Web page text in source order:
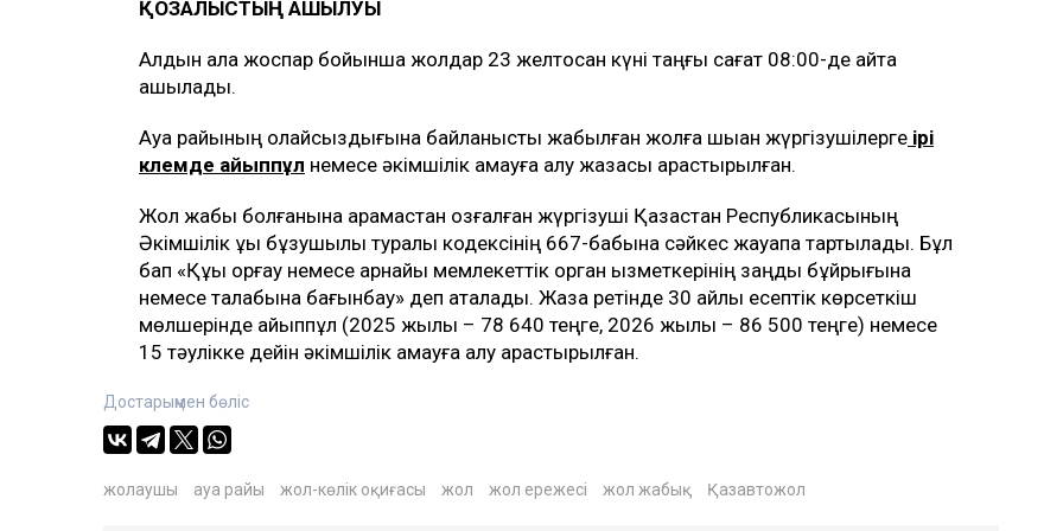
ҚОЗҒАЛЫСТЫҢ АШЫЛУЫ
Алдын ала жоспар бойынша жолдар 23 желтоқсан күні таңғы сағат 08:00-де қайта
ашылады.
Ауа райының қолайсыздығына байланысты жабылған жолға шыққан жүргізушілерге ірі
көлемде айыппұл немесе әкімшілік қамауға алу жазасы қарастырылған.
Жол жабық болғанына қарамастан қозғалған жүргізуші Қазақстан Республикасының
Әкімшілік құқық бұзушылық туралы кодексінің 667-бабына сәйкес жауапқа тартылады. Бұл
бап «Құқық қорғау немесе арнайы мемлекеттік орган қызметкерінің заңды бұйрығына
немесе талабына бағынбау» деп аталады. Жаза ретінде 30 айлық есептік көрсеткіш
мөлшерінде айыппұл (2025 жылы – 78 640 теңге, 2026 жылы – 86 500 теңге) немесе
15 тәулікке дейін әкімшілік қамауға алу қарастырылған.
Достарыңмен бөліс
жолаушы ауа райы жол-көлік оқиғасы жол жол ережесі жол жабық Қазавтожол